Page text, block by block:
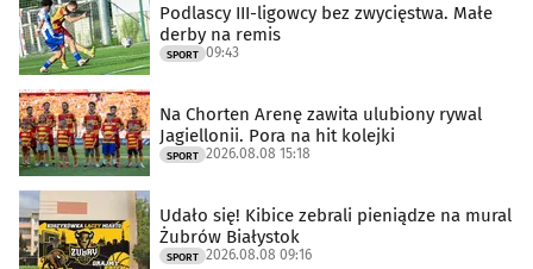
Podlascy III-ligowcy bez zwycięstwa. Małe
derby na remis
SPORT 09:43
Na Chorten Arenę zawita ulubiony rywal
Jagiellonii. Pora na hit kolejki
SPORT 2026.08.08 15:18
Udało się! Kibice zebrali pieniądze na mural
Żubrów Białystok
SPORT 2026.08.08 09:16